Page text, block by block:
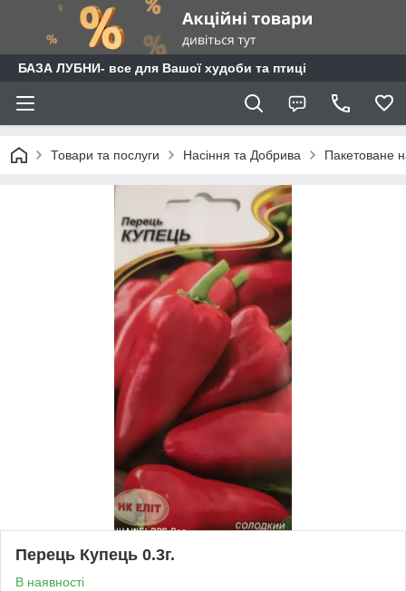
БАЗА ЛУБНИ- все для Вашої худоби та птиці
Товари та послуги Насіння та Добрива Пакетоване
Перець Купець 0.3г.
В наявності